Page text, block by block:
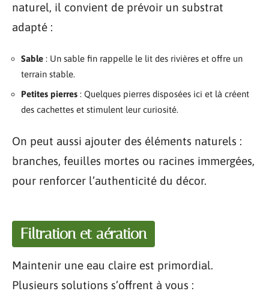
naturel, il convient de prévoir un substrat
adapté :
Sable : Un sable fin rappelle le lit des rivières et offre un
terrain stable.
Petites pierres : Quelques pierres disposées ici et là créent
des cachettes et stimulent leur curiosité.
On peut aussi ajouter des éléments naturels :
branches, feuilles mortes ou racines immergées,
pour renforcer l’authenticité du décor.
Filtration et aération
Maintenir une eau claire est primordial.
Plusieurs solutions s’offrent à vous :